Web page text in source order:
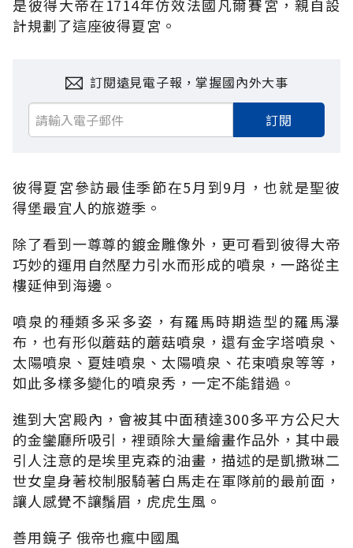
是彼得大帝在1714年仿效法國凡爾賽宮，親自設
計規劃了這座彼得夏宮。
訂閱遠見電子報，掌握國內外大事
訂閱
彼得夏宮參訪最佳季節在5月到9月，也就是聖彼
得堡最宜人的旅遊季。
除了看到一尊尊的鍍金雕像外，更可看到彼得大帝
巧妙的運用自然壓力引水而形成的噴泉，一路從主
樓延伸到海邊。
噴泉的種類多采多姿，有羅馬時期造型的羅馬瀑
布，也有形似蘑菇的蘑菇噴泉，還有金字塔噴泉、
太陽噴泉、夏娃噴泉、太陽噴泉、花束噴泉等等，
如此多樣多變化的噴泉秀，一定不能錯過。
進到大宮殿內，會被其中面積達300多平方公尺大
的金鑾廳所吸引，裡頭除大量繪畫作品外，其中最
引人注意的是埃里克森的油畫，描述的是凱撒琳二
世女皇身著校制服騎著白馬走在軍隊前的最前面，
讓人感覺不讓鬚眉，虎虎生風。
善用鏡子 俄帝也瘋中國風